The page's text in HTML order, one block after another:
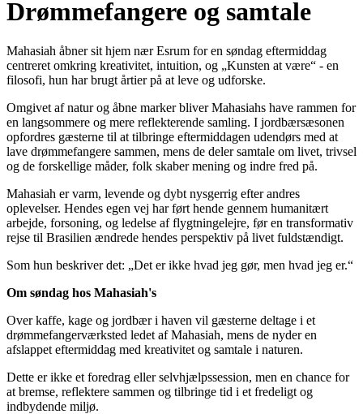
Drømmefangere og samtale
Mahasiah åbner sit hjem nær Esrum for en søndag eftermiddag
centreret omkring kreativitet, intuition, og „Kunsten at være“ - en
filosofi, hun har brugt årtier på at leve og udforske.
Omgivet af natur og åbne marker bliver Mahasiahs have rammen for
en langsommere og mere reflekterende samling. I jordbærsæsonen
opfordres gæsterne til at tilbringe eftermiddagen udendørs med at
lave drømmefangere sammen, mens de deler samtale om livet, trivsel
og de forskellige måder, folk skaber mening og indre fred på.
Mahasiah er varm, levende og dybt nysgerrig efter andres
oplevelser. Hendes egen vej har ført hende gennem humanitært
arbejde, forsoning, og ledelse af flygtningelejre, før en transformativ
rejse til Brasilien ændrede hendes perspektiv på livet fuldstændigt.
Som hun beskriver det: „Det er ikke hvad jeg gør, men hvad jeg er.“
Om søndag hos Mahasiah's
Over kaffe, kage og jordbær i haven vil gæsterne deltage i et
drømmefangerværksted ledet af Mahasiah, mens de nyder en
afslappet eftermiddag med kreativitet og samtale i naturen.
Dette er ikke et foredrag eller selvhjælpssession, men en chance for
at bremse, reflektere sammen og tilbringe tid i et fredeligt og
indbydende miljø.